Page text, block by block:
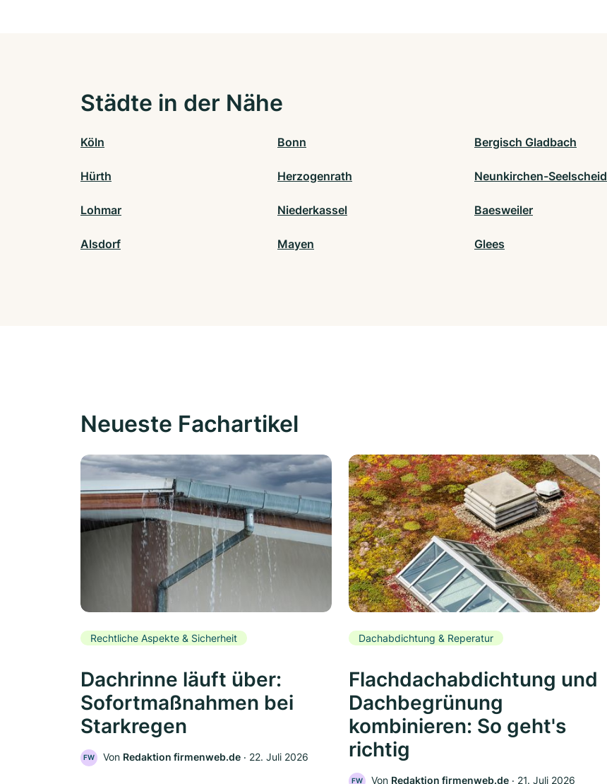
Städte in der Nähe
Köln Bonn Bergisch Gladbach
Hürth Herzogenrath Neunkirchen-Seelscheid
Lohmar Niederkassel Baesweiler
Alsdorf Mayen Glees
Neueste Fachartikel
Rechtliche Aspekte & Sicherheit
Dachrinne läuft über:
Sofortmaßnahmen bei
Starkregen
FW Von Redaktion firmenweb.de ‧ 22. Juli 2026
Dachabdichtung & Reperatur
Flachdachabdichtung und
Dachbegrünung
kombinieren: So geht's
richtig
FW Von Redaktion firmenweb.de ‧ 21. Juli 2026